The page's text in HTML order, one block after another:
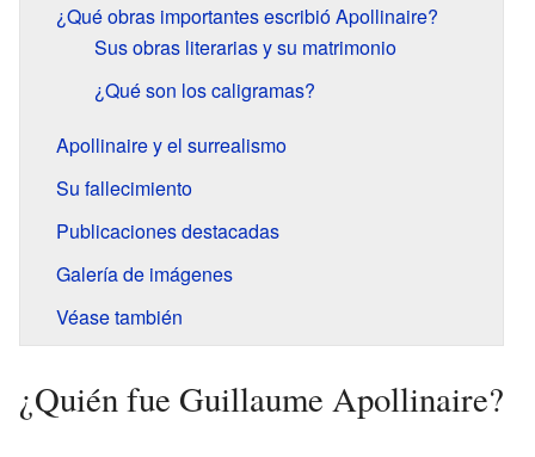
¿Qué obras importantes escribió Apollinaire?
Sus obras literarias y su matrimonio
¿Qué son los caligramas?
Apollinaire y el surrealismo
Su fallecimiento
Publicaciones destacadas
Galería de imágenes
Véase también
¿Quién fue Guillaume Apollinaire?